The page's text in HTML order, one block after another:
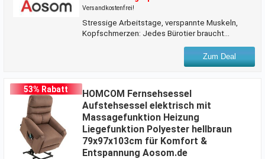
Versandkostenfrei!
Stressige Arbeitstage, verspannte Muskeln,
Kopfschmerzen: Jedes Bürotier braucht
Bürostuhl von Vinsetto bewahrt Sie jetzt vor den
Schmerzen! Die gepolsterte ergonomische
und Nackenverspannungen vor, selbst bei
langem Sitzen. Der pflegeleichte
Kunstlederbezug sorgt für angenehmes Sitzen
und die schicke Lehne mit Rautenmuster und
gezielter Unterstützung für Ihren Rücken ist mit
einer Wippmechanik ausgestattet, kann aber
natü
Zum Deal
53% Rabatt
HOMCOM Fernsehsessel
Aufstehsessel elektrisch mit
Massagefunktion Heizung
Liegefunktion Polyester hellbraun
79x97x103cm für Komfort &
Entspannung Aosom.de